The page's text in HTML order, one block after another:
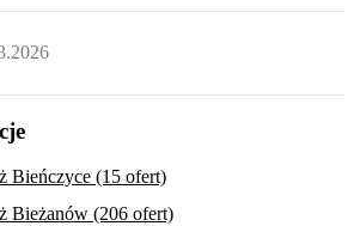
Bieńczyce (15 ofert)
Bieżanów (206 ofert)